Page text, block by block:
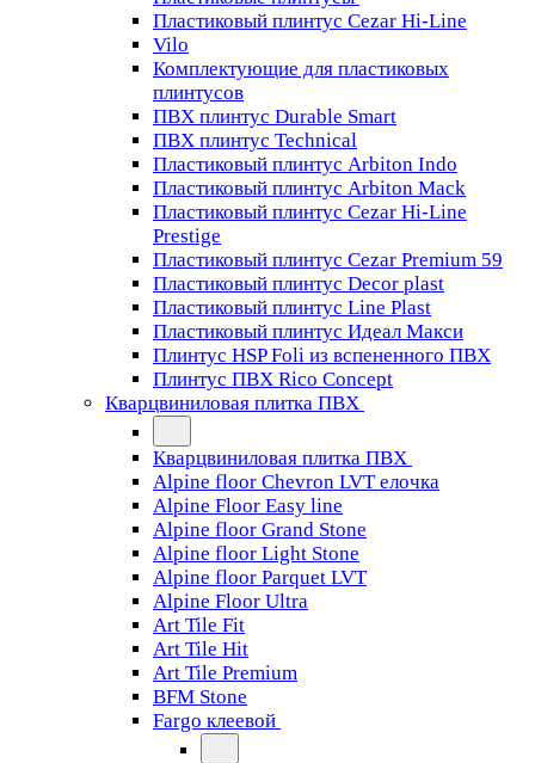
Пластиковый плинтус Cezar Hi-Line
Vilo
Комплектующие для пластиковых
плинтусов
ПВХ плинтус Durable Smart
ПВХ плинтус Technical
Пластиковый плинтус Arbiton Indo
Пластиковый плинтус Arbiton Mack
Пластиковый плинтус Cezar Hi-Line
Prestige
Пластиковый плинтус Cezar Premium 59
Пластиковый плинтус Decor plast
Пластиковый плинтус Line Plast
Пластиковый плинтус Идеал Макси
Плинтус HSP Foli из вспененного ПВХ
Плинтус ПВХ Rico Concept
Кварцвиниловая плитка ПВХ
Кварцвиниловая плитка ПВХ
Alpine floor Chevron LVT елочка
Alpine Floor Easy line
Alpine floor Grand Stone
Alpine floor Light Stone
Alpine floor Parquet LVT
Alpine Floor Ultra
Art Tile Fit
Art Tile Hit
Art Tile Premium
BFM Stone
Fargo клеевой